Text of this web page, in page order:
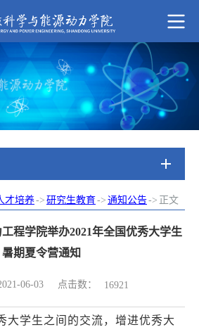
才培养-> 研究生教育-> 通知公告-> 正文
程学院举办2021年全国优秀大学生
暑期夏令营通知
06-03 点击数： 16921
大学生之间的交流，增进优秀大